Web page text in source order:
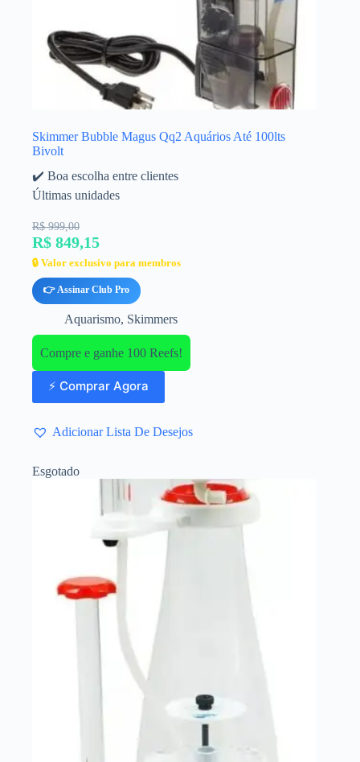
Skimmer Bubble Magus Qq2 Aquários Até 100lts
Bivolt
✔️ Boa escolha entre clientes
Últimas unidades
R$ 999,00
R$ 849,15
🔒 Valor exclusivo para membros
👉 Assinar Club Pro
Aquarismo, Skimmers
Compre e ganhe 100 Reefs!
⚡ Comprar Agora
Adicionar Lista De Desejos
Esgotado